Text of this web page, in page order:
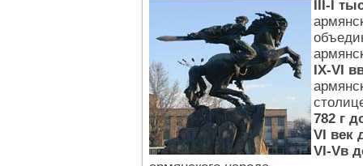
III-I
IX-VI
782 г
VI век
VI-Vв